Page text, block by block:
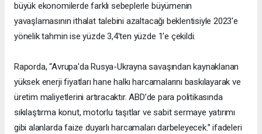
büyük ekonomilerde farklı sebeplerle büyümenin
yavaşlamasının ithalat talebini azaltacağı beklentisiyle 2023'e
yönelik tahmin ise yüzde 3,4'ten yüzde 1’e çekildi.
Raporda, “Avrupa'da Rusya-Ukrayna savaşından kaynaklanan
yüksek enerji fiyatları hane halkı harcamalarını baskılayarak ve
üretim maliyetlerini artıracaktır. ABD’de para politikasında
sıkılaştırma konut, motorlu taşıtlar ve sabit sermaye yatırımı
gibi alanlarda faize duyarlı harcamaları darbeleyecek.” ifadeleri